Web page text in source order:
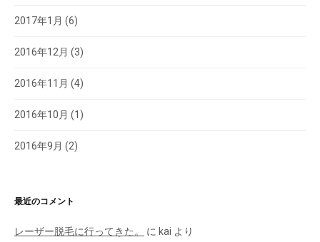
2017年1月 (6)
2016年12月 (3)
2016年11月 (4)
2016年10月 (1)
2016年9月 (2)
最近のコメント
レーザー脱毛に行ってきた。 に kai より